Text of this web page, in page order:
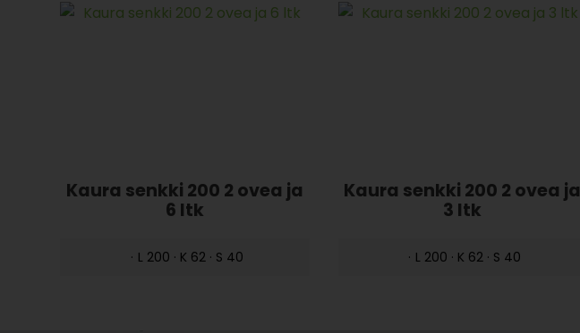
Kaura senkki 200 2 ovea ja
6 ltk
· L 200 · K 62 · S 40
Kaura senkki 200 2 ovea ja
3 ltk
· L 200 · K 62 · S 40